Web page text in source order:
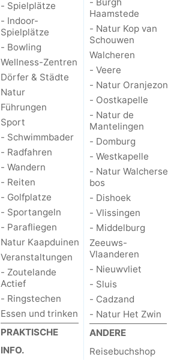
- Spielplätze
- Indoor-
Spielplätze
- Bowling
Wellness-Zentren
Dörfer & Städte
Natur
Führungen
Sport
- Schwimmbader
- Radfahren
- Wandern
- Reiten
- Golfplatze
- Sportangeln
- Parafliegen
Natur Kaapduinen
Veranstaltungen
- Zoutelande
Actief
- Ringstechen
Essen und trinken
PRAKTISCHE
INFO.
Haamstede
- Natur Kop van
Schouwen
Walcheren
- Veere
- Natur Oranjezon
- Oostkapelle
- Natur de
Mantelingen
- Domburg
- Westkapelle
- Natur Walcherse
bos
- Dishoek
- Vlissingen
- Middelburg
Zeeuws-
Vlaanderen
- Nieuwvliet
- Sluis
- Cadzand
- Natur Het Zwin
ANDERE
Reisebuchshop